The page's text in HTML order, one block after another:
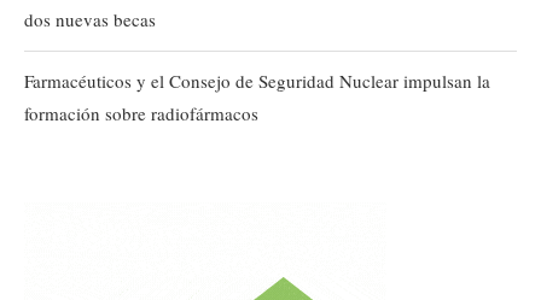
dos nuevas becas
Farmacéuticos y el Consejo de Seguridad Nuclear impulsan la
formación sobre radiofármacos